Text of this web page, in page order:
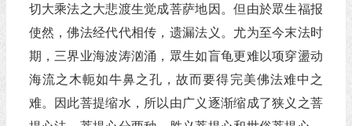
切大乘法之大悲渡生觉成菩萨地因。但由於眾生福报
使然，佛法经代代相传，遗漏法义。尤为至今末法时
期，三界业海波涛汹涌，眾生如盲龟更难以项穿盪动
海流之木軛如牛鼻之孔，故而要得完美佛法难中之
难。因此菩提缩水，所以由广义逐渐缩成了狭义之菩